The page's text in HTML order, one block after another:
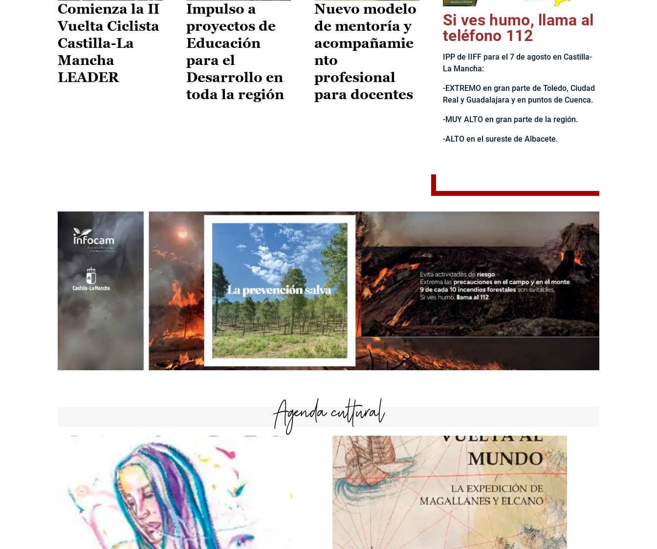
Comienza la II
Vuelta Ciclista
Castilla-La
Mancha
LEADER
Impulso a
proyectos de
Educación
para el
Desarrollo en
toda la región
Nuevo modelo
de mentoría y
acompañamie
nto
profesional
para docentes
Si ves humo, llama al
teléfono 112
IPP de IIFF para el 7 de agosto en Castilla-
La Mancha:
-EXTREMO en gran parte de Toledo, Ciudad
Real y Guadalajara y en puntos de Cuenca.
-MUY ALTO en gran parte de la región.
-ALTO en el sureste de Albacete.
Agenda cultural